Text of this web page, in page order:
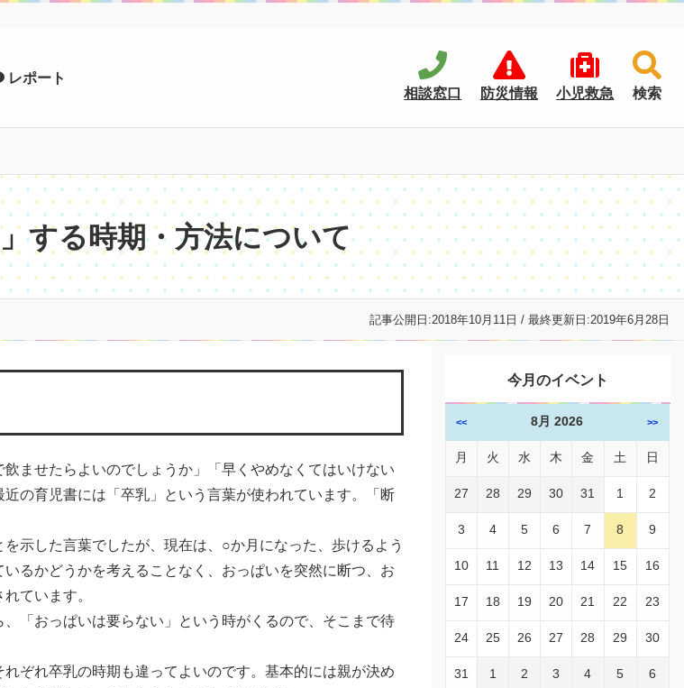
レポート
相談窓口
防災情報 小児救急 検索
する時期・方法について
記事公開日:2018年10月11日 / 最終更新日:2019年6月28日
ませたらよいのでしょうか」「早くやめなくてはいけない
の育児書には「卒乳」という言葉が使われています。「断
示した言葉でしたが、現在は、○か月になった、歩けるよう
るかどうかを考えることなく、おっぱいを突然に断つ、お
ています。
「おっぱいは要らない」という時がくるので、そこまで待
ぞれ卒乳の時期も違ってよいのです。基本的には親が決め
今月のイベント
<< 8月 2026 >>
月 火 水 木 金 土 日
27 28 29 30 31 1 2
3 4 5 6 7 8 9
10 11 12 13 14 15 16
17 18 19 20 21 22 23
24 25 26 27 28 29 30
31 1 2 3 4 5 6